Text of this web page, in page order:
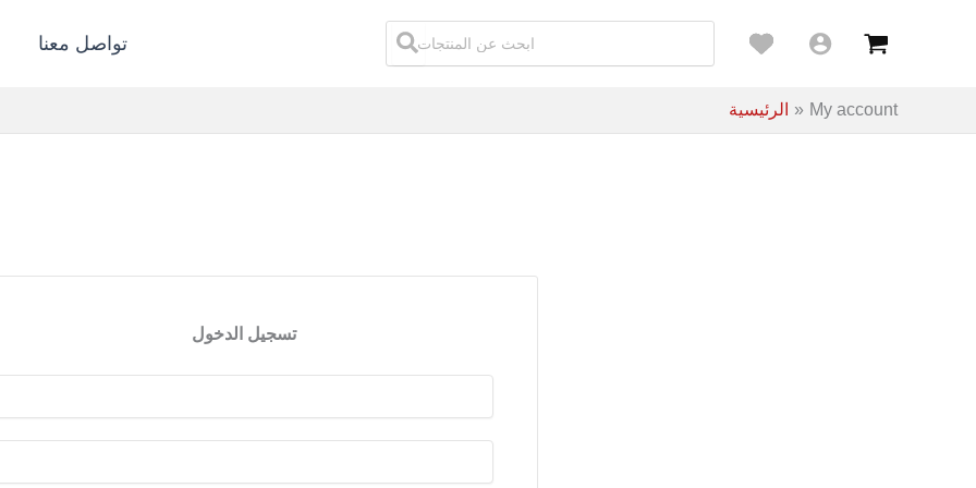
تواصل معنا
البحث
عن:
الرئيسية My account
تسجيل الدخول